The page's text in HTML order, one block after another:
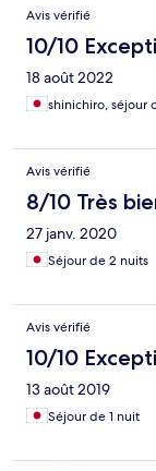
Avis vérifié
10/10
18 août 2022
shinichiro, séjour
Avis vérifié
8/10 Très
27 janv. 2020
Séjour de 2 nuits
Avis vérifié
10/10
13 août 2019
Séjour de 1 nuit